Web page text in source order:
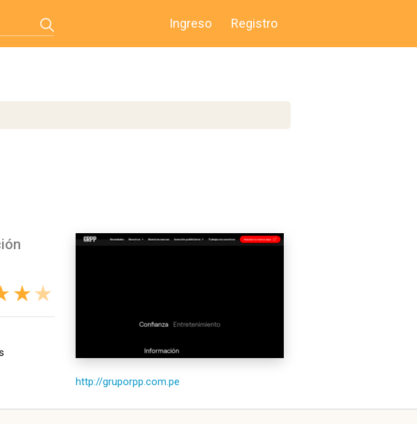
Ingreso Registro
http://gruporpp.com.pe